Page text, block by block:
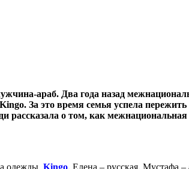
араб. Два года назад
За это время семья успела
рассказала о том, как
одежды Kingo. Елена – русская, Мустафа